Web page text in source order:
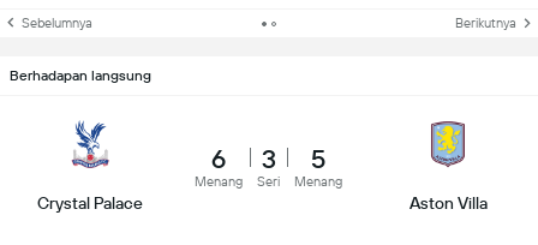
Sebelumnya Berikutnya
Berhadapan langsung
Crystal Palace
6
Menang
3
Seri
5
Menang
Aston Villa